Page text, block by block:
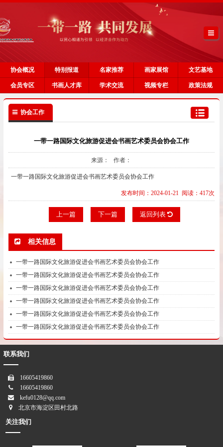
协会概况 特别报道 名家推荐 画家展馆 文艺基地
会员专区 书画人才库 学术交流 视频专栏 政策法规
协会工作
一带一路国际文化旅游促进会书画艺术委员会协会工作
来源： 作者：
一带一路国际文化旅游促进会书画艺术委员会协会工作
发布时间：2024-01-21 阅读：417次
上一篇 下一篇 返回列表
相关信息
一带一路国际文化旅游促进会书画艺术委员会协会工作
一带一路国际文化旅游促进会书画艺术委员会协会工作
一带一路国际文化旅游促进会书画艺术委员会协会工作
一带一路国际文化旅游促进会书画艺术委员会协会工作
一带一路国际文化旅游促进会书画艺术委员会协会工作
一带一路国际文化旅游促进会书画艺术委员会协会工作
联系我们
16605419860
16605419860
kefu0128@qq.com
北京市海淀区田村北路
关注我们